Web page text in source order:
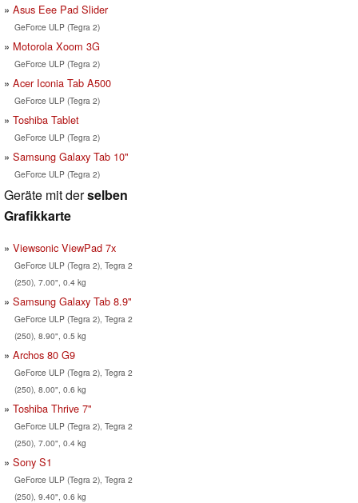
Asus Eee Pad Slider
GeForce ULP (Tegra 2)
Motorola Xoom 3G
GeForce ULP (Tegra 2)
Acer Iconia Tab A500
GeForce ULP (Tegra 2)
Toshiba Tablet
GeForce ULP (Tegra 2)
Samsung Galaxy Tab 10"
GeForce ULP (Tegra 2)
Geräte mit derselben
Grafikkarte
Viewsonic ViewPad 7x
GeForce ULP (Tegra 2), Tegra 2
(250), 7.00", 0.4 kg
Samsung Galaxy Tab 8.9"
GeForce ULP (Tegra 2), Tegra 2
(250), 8.90", 0.5 kg
Archos 80 G9
GeForce ULP (Tegra 2), Tegra 2
(250), 8.00", 0.6 kg
Toshiba Thrive 7"
GeForce ULP (Tegra 2), Tegra 2
(250), 7.00", 0.4 kg
Sony S1
GeForce ULP (Tegra 2), Tegra 2
(250), 9.40", 0.6 kg